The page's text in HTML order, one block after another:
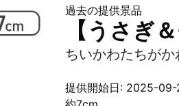
過去の提供景品
【うさぎ
ちいかわたちが
提供開始日: 2025-